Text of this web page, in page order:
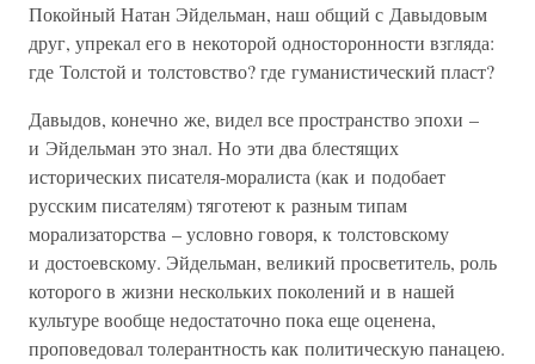
Покойный Натан Эйдельман, наш общий с Давыдовым
друг, упрекал его в некоторой односторонности взгляда:
где Толстой и толстовство? где гуманистический пласт?
Давыдов, конечно же, видел все пространство эпохи –
и Эйдельман это знал. Но эти два блестящих
исторических писателя-моралиста (как и подобает
русским писателям) тяготеют к разным типам
морализаторства – условно говоря, к толстовскому
и достоевскому. Эйдельман, великий просветитель, роль
которого в жизни нескольких поколений и в нашей
культуре вообще недостаточно пока еще оценена,
проповедовал толерантность как политическую панацею.